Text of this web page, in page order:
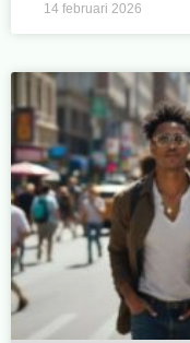
14 februari 2026